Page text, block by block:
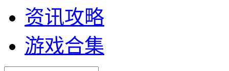
资讯攻略
游戏合集